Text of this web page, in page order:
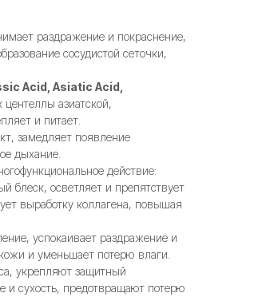
раздражение и покраснение,
сосудистой сеточки,
Acid, Asiatic Acid,
азиатской,
и питает.
замедляет появление
дыхание.
действие:
блеск, осветляет и препятствует
выработку коллагена, повышая
успокаивает раздражение и
и уменьшает потерю влаги.
укрепляют защитный
сухость, предотвращают потерю